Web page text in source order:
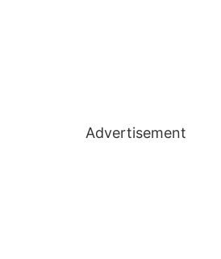
Advertisement